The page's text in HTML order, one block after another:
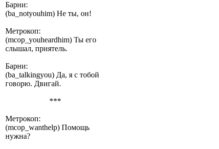
Барни:
(ba_notyouhim) Не ты, он!
Метрокоп:
(mcop_youheardhim) Ты его
слышал, приятель.
Барни:
(ba_talkingyou) Да, я с тобой
говорю. Двигай.
***
Метрокоп:
(mcop_wanthelp) Помощь
нужна?